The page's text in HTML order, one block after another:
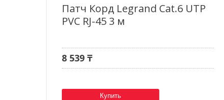
Патч Корд Legrand Cat.6 UTP
PVC RJ-45 3 м
8 539 ₸
Купить